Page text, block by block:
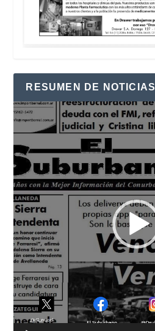
RESUMEN DE NOTICIAS
Reproductor
de
vídeo